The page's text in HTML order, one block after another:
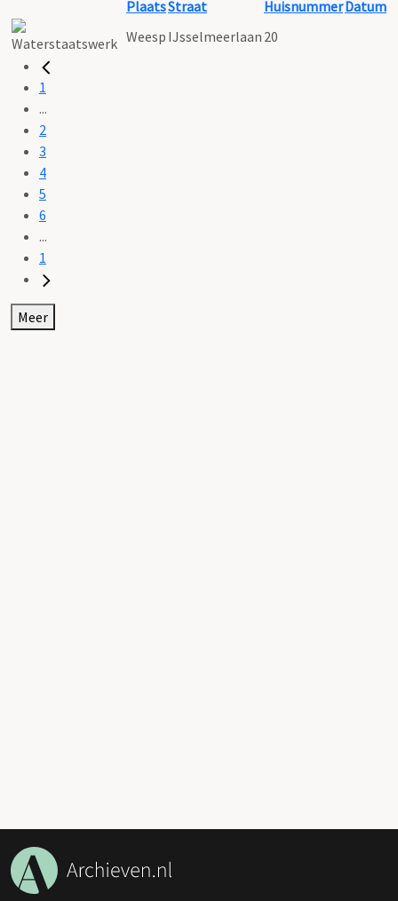
PlaatsStraat HuisnummerDatum
Weesp IJsselmeerlaan 20
1
...
2
3
4
5
6
...
1
Meer